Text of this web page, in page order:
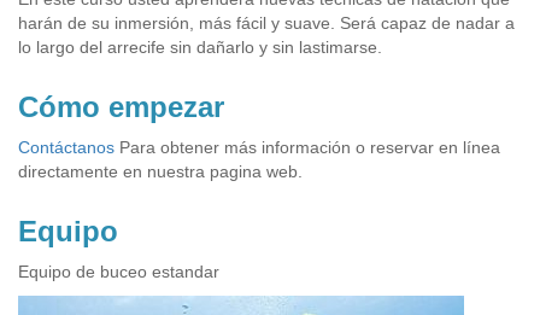
harán de su inmersión, más fácil y suave. Será capaz de nadar a
lo largo del arrecife sin dañarlo y sin lastimarse.
Cómo empezar
Contáctanos Para obtener más información o reservar en línea
directamente en nuestra pagina web.
Equipo
Equipo de buceo estandar